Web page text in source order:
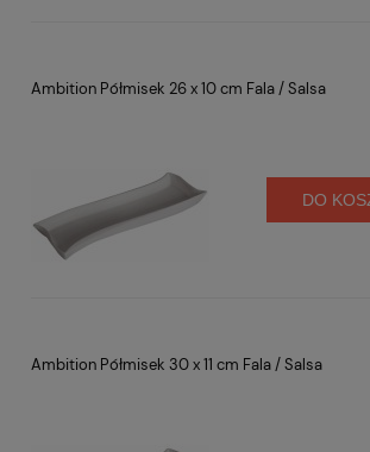
Ambition Półmisek 26 x 10 cm Fala / Salsa
DO
Ambition Półmisek 30 x 11 cm Fala / Salsa